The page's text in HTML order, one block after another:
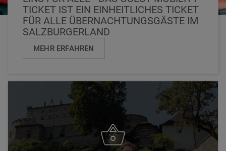
TICKET IST EIN EINHEITLICHES TICKET
FÜR ALLE ÜBERNACHTUNGSGÄSTE IM
SALZBURGERLAND
MEHR ERFAHREN